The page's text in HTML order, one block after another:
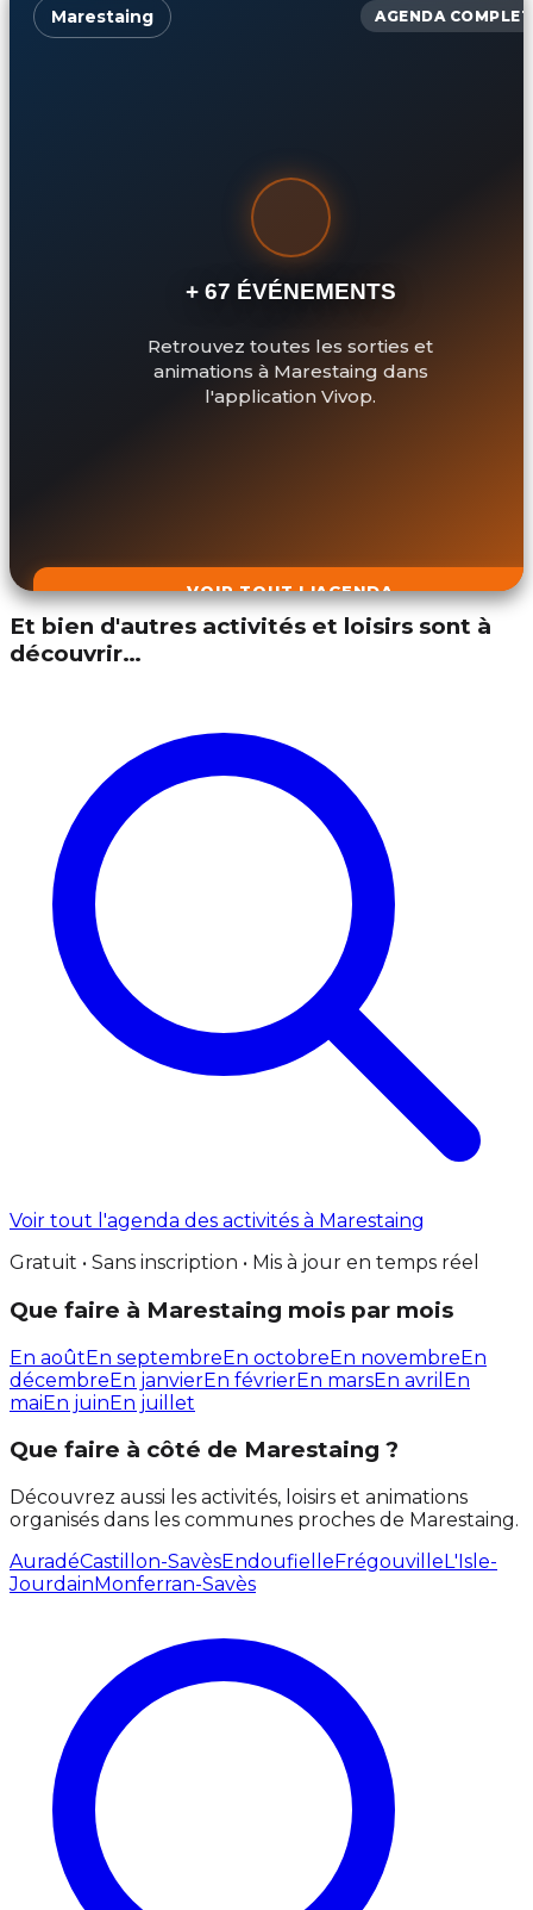
Marestaing AGENDA COMPLET
+ 67 ÉVÉNEMENTS
Retrouvez toutes les sorties et
animations à Marestaing dans
l'application Vivop.
VOIR TOUT L'AGENDA
Et bien d'autres activités et loisirs sont à
découvrir…
Voir tout l'agenda des activités à Marestaing
Gratuit • Sans inscription • Mis à jour en temps réel
Que faire à Marestaing mois par mois
En aoûtEn septembreEn octobreEn novembreEn
décembreEn janvierEn févrierEn marsEn avril En
maiEn juinEn juillet
Que faire à côté de Marestaing ?
Découvrez aussi les activités, loisirs et animations
organisés dans les communes proches de Marestaing.
AuradéCastillon-SavèsEndoufielleFrégouvilleL'Isle-
JourdainMonferran-Savès